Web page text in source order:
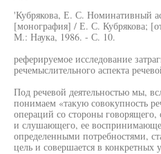
'Кубрякова, Е. С. Номинативный
[монография] / Е. С. Кубрякова;
М.: Наука, 1986. - С. 10.
реферируемое исследование
речемыслительного аспекта
Под речевой деятельностью мы,
понимаем «такую совокупность
операций со стороны говорящего,
и слушающего, ее
определенными потребностями,
цель и совершается в конкретных